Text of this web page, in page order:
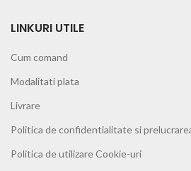
LINKURI UTILE
Cum comand
Modalitati plata
Livrare
Politica de confidentialitate si
Politica de utilizare Cookie-uri